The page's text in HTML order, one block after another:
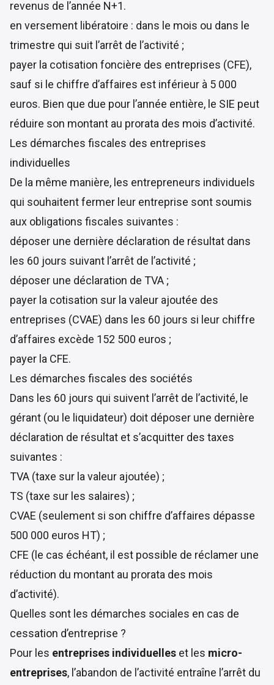
revenus de l’année N+1.
en versement libératoire : dans le mois ou dans le
trimestre qui suit l’arrêt de l’activité ;
payer la cotisation foncière des entreprises (CFE),
sauf si le chiffre d’affaires est inférieur à 5 000
euros. Bien que due pour l’année entière, le SIE peut
réduire son montant au prorata des mois d’activité.
Les démarches fiscales des entreprises
individuelles
De la même manière, les entrepreneurs individuels
qui souhaitent fermer leur entreprise sont soumis
aux obligations fiscales suivantes :
déposer une dernière déclaration de résultat dans
les 60 jours suivant l’arrêt de l’activité ;
déposer une déclaration de TVA ;
payer la cotisation sur la valeur ajoutée des
entreprises (CVAE) dans les 60 jours si leur chiffre
d’affaires excède 152 500 euros ;
payer la CFE.
Les démarches fiscales des sociétés
Dans les 60 jours qui suivent l’arrêt de l’activité, le
gérant (ou le liquidateur) doit déposer une dernière
déclaration de résultat et s’acquitter des taxes
suivantes :
TVA (taxe sur la valeur ajoutée) ;
TS (taxe sur les salaires) ;
CVAE (seulement si son chiffre d’affaires dépasse
500 000 euros HT) ;
CFE (le cas échéant, il est possible de réclamer une
réduction du montant au prorata des mois
d’activité).
Quelles sont les démarches sociales en cas de
cessation d’entreprise ?
Pour les entreprises individuelles et les micro-
entreprises, l’abandon de l’activité entraîne l’arrêt du